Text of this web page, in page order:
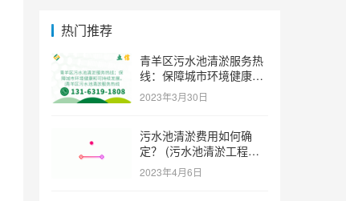
热门推荐
青羊区污水池清淤服务热
线：保障城市环境健康和
可持续发展。 (青羊区污
水池清淤服务热线)
2023年3月30日
污水池清淤费用如何确
定？ (污水池清淤工程价
格多少)
2023年4月6日